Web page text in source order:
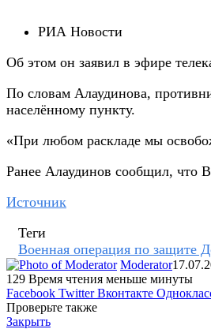
РИА Новости
Об этом он заявил в эфире
По словам Алаудинова,
населённому пункту.
«При любом раскладе мы
Ранее Алаудинов сообщил, что
Источник
Теги
Военная операция по защите
Moderator
129 Время чтения меньше минуты
Facebook Twitter Вконтакте
Проверьте также
Закрыть